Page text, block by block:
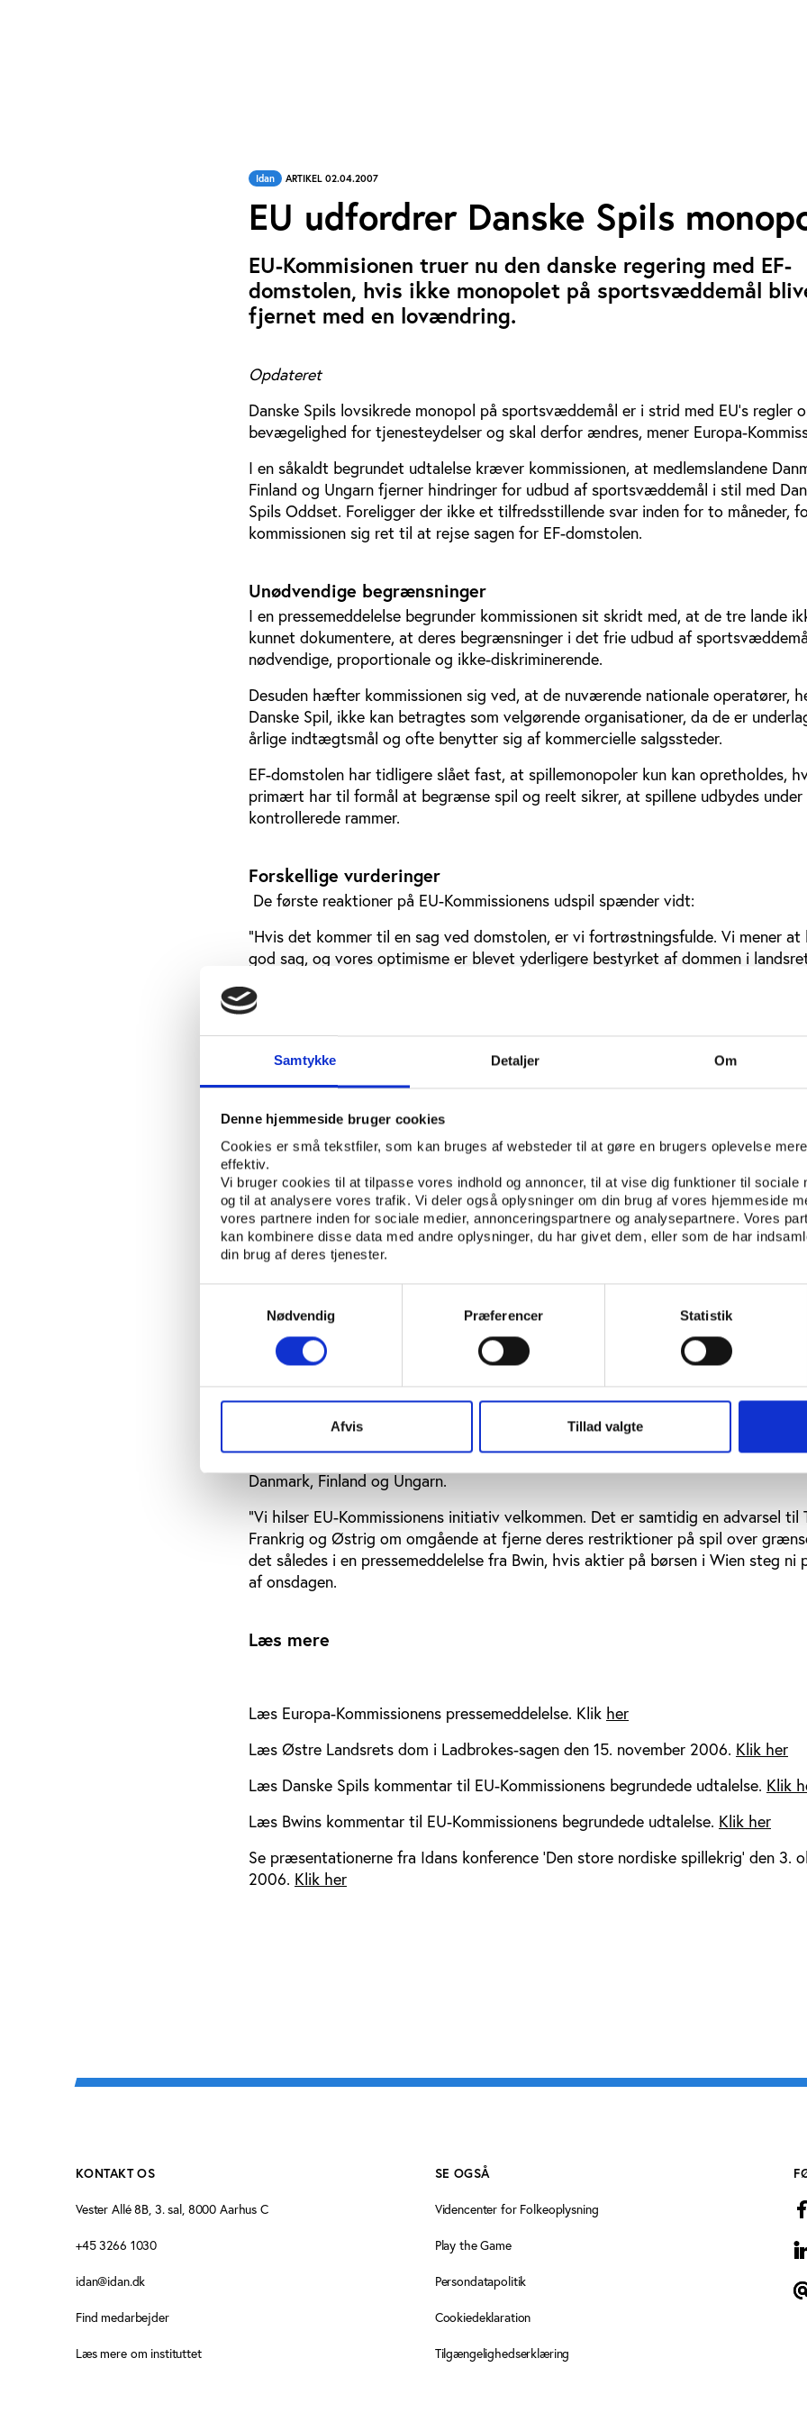
Samtykke Detaljer Om
Denne hjemmeside bruger cookies
Cookies er små tekstfiler, som kan bruges af websteder til at gøre en brugers oplevelse mere
effektiv.
Vi bruger cookies til at tilpasse vores indhold og annoncer, til at vise dig funktioner til sociale
og til at analysere vores trafik. Vi deler også oplysninger om din brug af vores hjemmeside
vores partnere inden for sociale medier, annonceringspartnere og analysepartnere. Vores
kan kombinere disse data med andre oplysninger, du har givet dem, eller som de har
din brug af deres tjenester.
Nødvendig
Præferencer Statistik
Afvis Tillad valgte
Idan ARTIKEL 02.04.2007
EU udfordrer Danske Spils
EU-Kommisionen truer nu den danske regering med EF-
domstolen, hvis ikke monopolet på sportsvæddemål
fjernet med en lovændring.
Opdateret
Danske Spils lovsikrede monopol på sportsvæddemål er i strid med EU’s regler
bevægelighed for tjenesteydelser og skal derfor ændres, mener Europa-
I en såkaldt begrundet udtalelse kræver kommissionen, at medlemslandene
Finland og Ungarn fjerner hindringer for udbud af sportsvæddemål i stil med
Spils Oddset. Foreligger der ikke et tilfredsstillende svar inden for to måneder,
kommissionen sig ret til at rejse sagen for EF-domstolen.
Unødvendige begrænsninger
I en pressemeddelelse begrunder kommissionen sit skridt med, at de tre lande
kunnet dokumentere, at deres begrænsninger i det frie udbud af
nødvendige, proportionale og ikke-diskriminerende.
Desuden hæfter kommissionen sig ved, at de nuværende nationale operatører,
Danske Spil, ikke kan betragtes som velgørende organisationer, da de er
årlige indtægtsmål og ofte benytter sig af kommercielle salgssteder.
EF-domstolen har tidligere slået fast, at spillemonopoler kun kan opretholdes,
primært har til formål at begrænse spil og reelt sikrer, at spillene udbydes under
kontrollerede rammer.
Forskellige vurderinger
De første reaktioner på EU-Kommissionens udspil spænder vidt:
"Hvis det kommer til en sag ved domstolen, er vi fortrøstningsfulde. Vi mener at
god sag, og vores optimisme er blevet yderligere bestyrket af dommen i
Han henviser til, at landsretsdommen i efteråret afviste bookmakerfirmaet
påstande om, at den danske lovgivning er i strid med EU-reglerne.
Omvendt vurderer Søren Friis Hansen, der er professor i jura på Syddansk
staten har en dårlig sag, fordi man får svært ved at hævde, at monopolet
indført for at begrænse ludomani.
"Da Folketinget i 2003 vedtog de nuværende regler, blev ordet ’ludomani’ ikke
eneste gang i de politiske ordføreres taler. Til gengæld var alle enige om, at
monopolet er at forhindre, at udenlandske konkurrenter æder af Danske Spils
markedsandel. Og et sådant hensyn er klart ulovligt," siger han til Ritzau.
landsretten slog fast, at den danske spillelovgivning er i overensstemmelse med
Det engelske spilleselskab Ladbrokes har anket denne afgørelse til Højesteret.
onsdag en sag om flere danske mediers ulovlige annoncering for udenlandske
spilleselskaber.
De udenlandske bookmakere er tilfredse med EU-Kommissionens begrundede
Danmark, Finland og Ungarn.
"Vi hilser EU-Kommissionens initiativ velkommen. Det er samtidig en advarsel til
Frankrig og Østrig om omgående at fjerne deres restriktioner på spil over
det således i en pressemeddelelse fra Bwin, hvis aktier på børsen i Wien steg ni
af onsdagen.
Læs mere
Læs Europa-Kommissionens pressemeddelelse. Klik her
Læs Østre Landsrets dom i Ladbrokes-sagen den 15. november 2006. Klik her
Læs Danske Spils kommentar til EU-Kommissionens begrundede udtalelse. Klik
Læs Bwins kommentar til EU-Kommissionens begrundede udtalelse. Klik her
Se præsentationerne fra Idans konference 'Den store nordiske spillekrig' den 3.
2006. Klik her
KONTAKT OS
Vester Allé 8B, 3. sal, 8000 Aarhus C
+45 3266 1030
idan@idan.dk
Find medarbejder
Læs mere om instituttet
SE OGSÅ
Videncenter for Folkeoplysning
Play the Game
Persondatapolitik
Cookiedeklaration
Tilgængelighedserklæring